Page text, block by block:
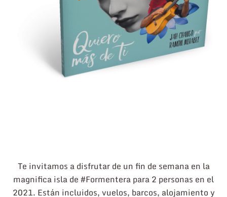
Te invitamos a disfrutar de un fin de semana en la
magnifica isla de #Formentera para 2 personas en el
2021. Están incluidos, vuelos, barcos, alojamiento y